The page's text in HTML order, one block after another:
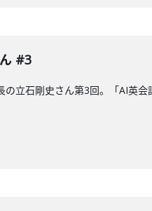
#3
立石剛史さん第3回。「AI英